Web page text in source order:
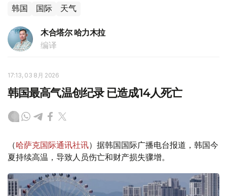
韩国 国际 天气
木合塔尔 哈力木拉
编译
17:13, 03 8月 2026
韩国最高气温创纪录 已造成14人死亡
（哈萨克国际通讯社讯）据韩国国际广播电台报道，韩国今
夏持续高温，导致人员伤亡和财产损失骤增。